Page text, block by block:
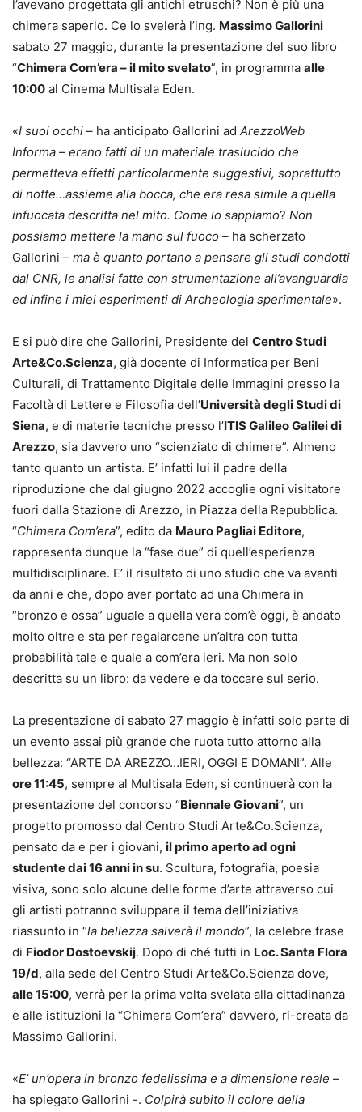
l’avevano progettata gli antichi etruschi? Non è più una
chimera saperlo. Ce lo svelerà l’ing. Massimo Gallorini
sabato 27 maggio, durante la presentazione del suo libro
“Chimera Com’era – il mito svelato”, in programma alle
10:00 al Cinema Multisala Eden.
«I suoi occhi – ha anticipato Gallorini ad ArezzoWeb
Informa – erano fatti di un materiale traslucido che
permetteva effetti particolarmente suggestivi, soprattutto
di notte…assieme alla bocca, che era resa simile a quella
infuocata descritta nel mito. Come lo sappiamo? Non
possiamo mettere la mano sul fuoco – ha scherzato
Gallorini – ma è quanto portano a pensare gli studi condotti
dal CNR, le analisi fatte con strumentazione all’avanguardia
ed infine i miei esperimenti di Archeologia sperimentale».
E si può dire che Gallorini, Presidente del Centro Studi
Arte&Co.Scienza, già docente di Informatica per Beni
Culturali, di Trattamento Digitale delle Immagini presso la
Facoltà di Lettere e Filosofia dell’Università degli Studi di
Siena, e di materie tecniche presso l’ITIS Galileo Galilei di
Arezzo, sia davvero uno “scienziato di chimere”. Almeno
tanto quanto un artista. E’ infatti lui il padre della
riproduzione che dal giugno 2022 accoglie ogni visitatore
fuori dalla Stazione di Arezzo, in Piazza della Repubblica.
“Chimera Com’era”, edito da Mauro Pagliai Editore,
rappresenta dunque la “fase due” di quell’esperienza
multidisciplinare. E’ il risultato di uno studio che va avanti
da anni e che, dopo aver portato ad una Chimera in
“bronzo e ossa” uguale a quella vera com’è oggi, è andato
molto oltre e sta per regalarcene un’altra con tutta
probabilità tale e quale a com’era ieri. Ma non solo
descritta su un libro: da vedere e da toccare sul serio.
La presentazione di sabato 27 maggio è infatti solo parte di
un evento assai più grande che ruota tutto attorno alla
bellezza: “ARTE DA AREZZO…IERI, OGGI E DOMANI”. Alle
ore 11:45, sempre al Multisala Eden, si continuerà con la
presentazione del concorso “Biennale Giovani”, un
progetto promosso dal Centro Studi Arte&Co.Scienza,
pensato da e per i giovani, il primo aperto ad ogni
studente dai 16 anni in su. Scultura, fotografia, poesia
visiva, sono solo alcune delle forme d’arte attraverso cui
gli artisti potranno sviluppare il tema dell’iniziativa
riassunto in “la bellezza salverà il mondo”, la celebre frase
di Fiodor Dostoevskij. Dopo di ché tutti in Loc. Santa Flora
19/d, alla sede del Centro Studi Arte&Co.Scienza dove,
alle 15:00, verrà per la prima volta svelata alla cittadinanza
e alle istituzioni la “Chimera Com’era” davvero, ri-creata da
Massimo Gallorini.
«E’ un’opera in bronzo fedelissima e a dimensione reale –
ha spiegato Gallorini -. Colpirà subito il colore della